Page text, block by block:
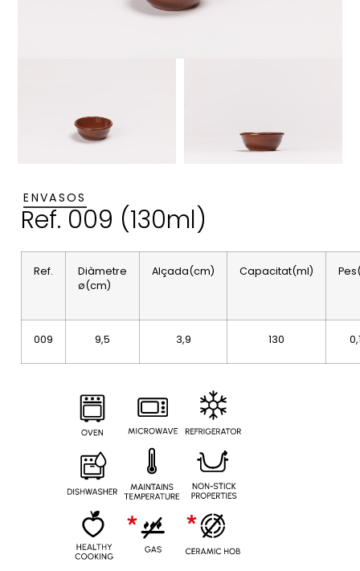
ENVASOS
Ref. 009 (130ml)
Ref.
Diàmetre
ø(cm)
Alçada(cm) Capacitat(ml)
009 9,5 3,9 130